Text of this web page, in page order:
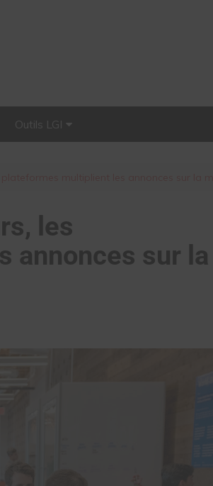
Outils LGI
les
annonces sur la